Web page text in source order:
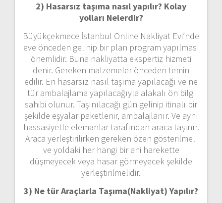
2) Hasarsız taşıma nasıl yapılır? Kolay
yolları Nelerdir?
Büyükçekmece İstanbul Online Nakliyat Evi’nde
eve önceden gelinip bir plan program yapılması
önemlidir. Buna nakliyatta ekspertiz hizmeti
denir. Gereken malzemeler önceden temin
edilir. En hasarsız nasıl taşıma yapılacağı ve ne
tür ambalajlama yapılacağıyla alakalı ön bilgi
sahibi olunur. Taşınılacağı gün gelinip itinalı bir
şekilde eşyalar paketlenir, ambalajlanır. Ve aynı
hassasiyetle elemanlar tarafından araca taşınır.
Araca yerleştirilirken gereken özen gösterilmeli
ve yoldaki her hangi bir ani harekette
düşmeyecek veya hasar görmeyecek şekilde
yerleştirilmelidir.
3) Ne tür Araçlarla Taşıma(Nakliyat) Yapılır?